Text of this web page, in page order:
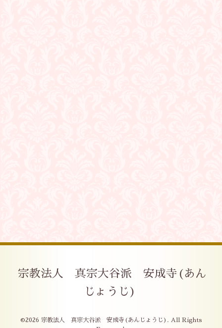
宗教法人 真宗大谷派 安成寺(あん
じょうじ)
©2026 宗教法人 真宗大谷派 安成寺(あんじょうじ) . All Rights